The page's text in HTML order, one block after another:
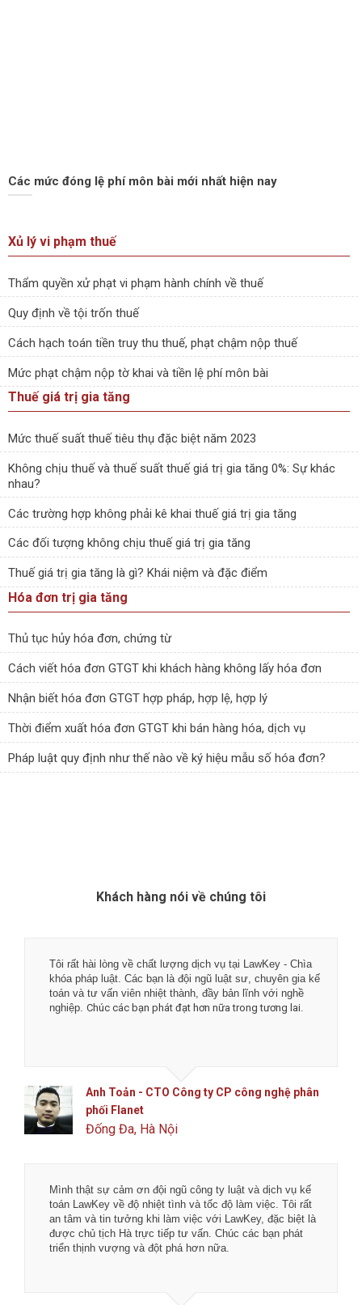
Các mức đóng lệ phí môn bài mới nhất hiện nay
Xủ lý vi phạm thuế
Thẩm quyền xử phạt vi phạm hành chính về thuế
Quy định về tội trốn thuế
Cách hạch toán tiền truy thu thuế, phạt chậm nộp thuế
Mức phạt chậm nộp tờ khai và tiền lệ phí môn bài
Thuế giá trị gia tăng
Mức thuế suất thuế tiêu thụ đặc biệt năm 2023
Không chịu thuế và thuế suất thuế giá trị gia tăng 0%: Sự khác
nhau?
Các trường hợp không phải kê khai thuế giá trị gia tăng
Các đối tượng không chịu thuế giá trị gia tăng
Thuế giá trị gia tăng là gì? Khái niệm và đặc điểm
Hóa đơn trị gia tăng
Thủ tục hủy hóa đơn, chứng từ
Cách viết hóa đơn GTGT khi khách hàng không lấy hóa đơn
Nhận biết hóa đơn GTGT hợp pháp, hợp lệ, hợp lý
Thời điểm xuất hóa đơn GTGT khi bán hàng hóa, dịch vụ
Pháp luật quy định như thế nào về ký hiệu mẫu số hóa đơn?
Khách hàng nói về chúng tôi
Tôi rất hài lòng về chất lượng dịch vụ tại LawKey - Chìa
khóa pháp luật. Các bạn là đội ngũ luật sư, chuyên gia kế
toán và tư vấn viên nhiệt thành, đầy bản lĩnh với nghề
nghiệp.Chúc các bạn phát đạt hơn nữa trong tương lai.
Anh Toản - CTO Công ty CP công nghệ phân
phối Flanet
Đống Đa, Hà Nội
Mình thật sự cảm ơn đội ngũ công ty luật và dịch vụ kế
toán LawKey về độ nhiệt tình và tốc độ làm việc. Tôi rất
an tâm và tin tưởng khi làm việc với LawKey, đặc biệt là
được chủ tịch Hà trực tiếp tư vấn. Chúc các bạn phát
triển thịnh vượng và đột phá hơn nữa.